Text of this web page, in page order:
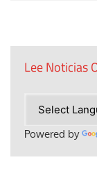
Lee Noticias
Powered by